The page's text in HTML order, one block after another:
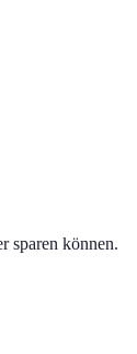
sparen können.